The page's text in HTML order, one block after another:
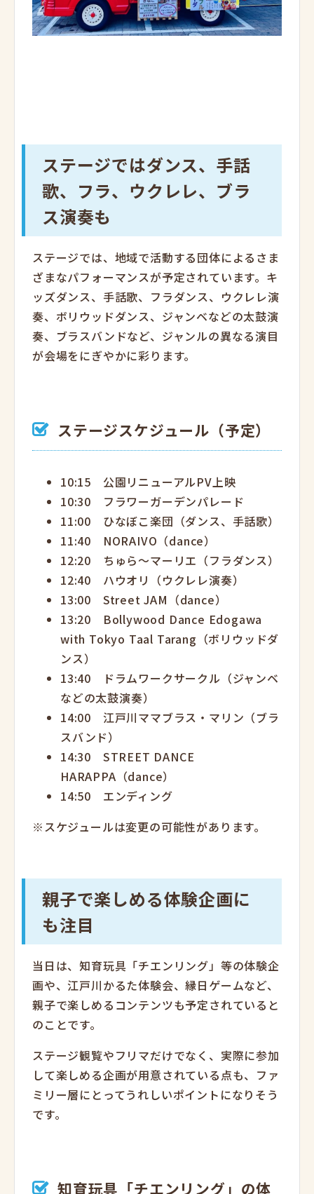
ステージではダンス、手話
歌、フラ、ウクレレ、ブラ
ス演奏も
ステージでは、地域で活動する団体によるさま
ざまなパフォーマンスが予定されています。キ
ッズダンス、手話歌、フラダンス、ウクレレ演
奏、ボリウッドダンス、ジャンベなどの太鼓演
奏、ブラスバンドなど、ジャンルの異なる演目
が会場をにぎやかに彩ります。
ステージスケジュール（予定）
10:15 公園リニューアルPV上映
10:30 フラワーガーデンパレード
11:00 ひなぼこ楽団（ダンス、手話歌）
11:40 NORAIVO（dance）
12:20 ちゅら～マーリエ（フラダンス）
12:40 ハウオリ（ウクレレ演奏）
13:00 Street JAM（dance）
13:20 Bollywood Dance Edogawa
with Tokyo Taal Tarang（ボリウッドダ
ンス）
13:40 ドラムワークサークル（ジャンベ
などの太鼓演奏）
14:00 江戸川ママブラス・マリン（ブラ
スバンド）
14:30 STREET DANCE
HARAPPA（dance）
14:50 エンディング
※スケジュールは変更の可能性があります。
親子で楽しめる体験企画に
も注目
当日は、知育玩具「チエンリング」等の体験企
画や、江戸川かるた体験会、縁日ゲームなど、
親子で楽しめるコンテンツも予定されていると
のことです。
ステージ観覧やフリマだけでなく、実際に参加
して楽しめる企画が用意されている点も、ファ
ミリー層にとってうれしいポイントになりそう
です。
知育玩具「チエンリング」の体